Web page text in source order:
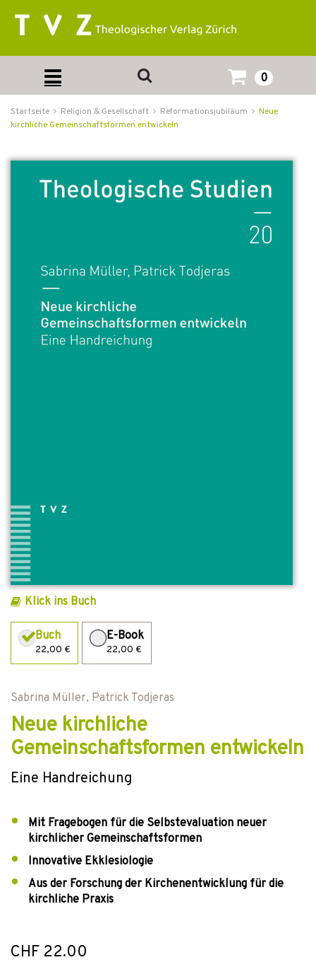
0
Startseite Religion & Gesellschaft Reformationsjubiläum
Neue
kirchliche Gemeinschaftsformen entwickeln
Klick ins Buch
Buch
22,00 €
E-Book
22,00 €
Sabrina Müller, Patrick Todjeras
Neue kirchliche
Gemeinschaftsformen entwickeln
Eine Handreichung
Mit Fragebogen für die Selbstevaluation neuer
kirchlicher Gemeinschaftsformen
Innovative Ekklesiologie
Aus der Forschung der Kirchenentwicklung für die
kirchliche Praxis
CHF 22.00